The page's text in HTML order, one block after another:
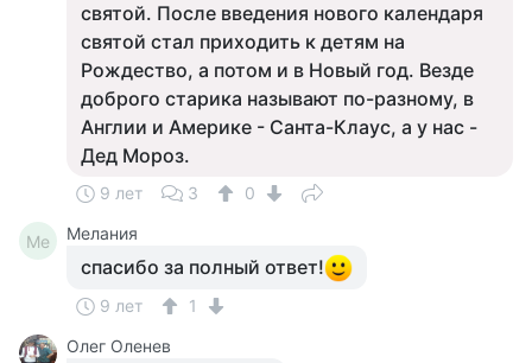
святой. После введения нового календаря
святой стал приходить к детям на
Рождество, а потом и в Новый год. Везде
доброго старика называют по-разному, в
Англии и Америке - Санта-Клаус, а у нас -
Дед Мороз.
9 лет 3 0
Ме Мелания
спасибо за полный ответ!
9 лет
1
Олег Оленев